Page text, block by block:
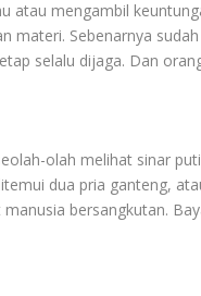
atau mengambil
materi. Sebenarnya
selalu dijaga. Dan
olah melihat sinar
dua pria ganteng,
bersangkutan.